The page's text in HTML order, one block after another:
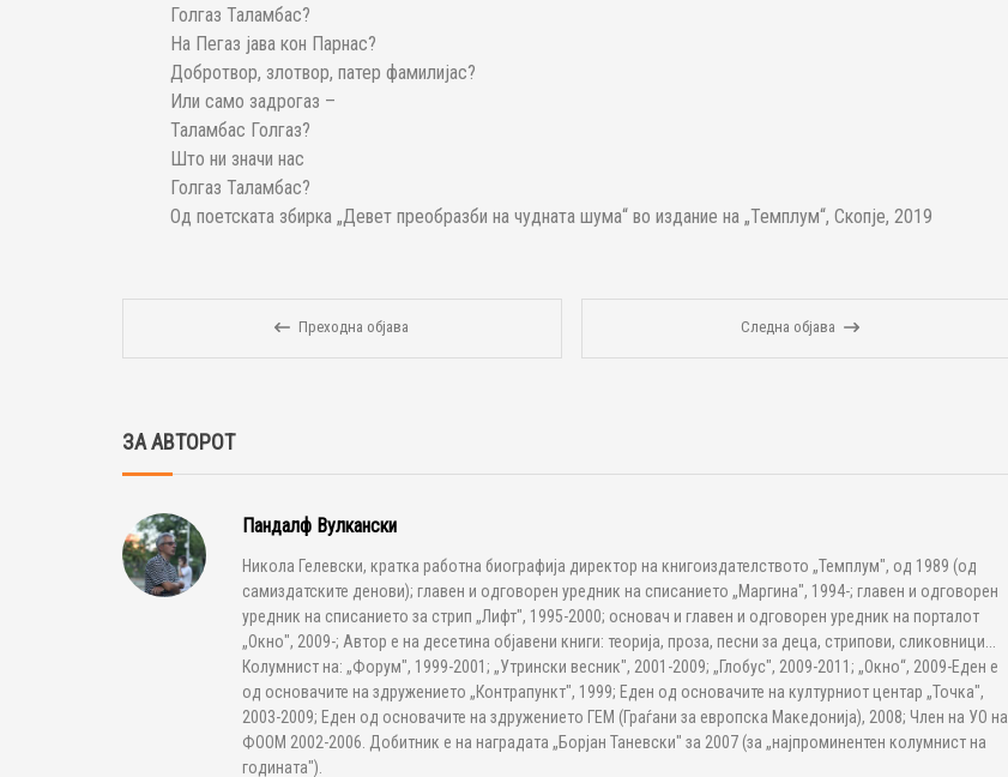
Голгаз Таламбас?
На Пегаз јава кон Парнас?
Добротвор, злотвор, патер фамилијас?
Или само задрогаз –
Таламбас Голгаз?
Што ни значи нас
Голгаз Таламбас?
Од поетската збирка „Девет преобразби на чудната шума“ во издание на „Темплум“, Скопје, 2019
Преходна објава Следна објава
ЗА АВТОРОТ
Пандалф Вулкански
Никола Гелевски, кратка работна биографија директор на книгоиздателството „Темплум", од 1989 (од
самиздатските денови); главен и одговорен уредник на списанието „Маргина", 1994-; главен и одговорен
уредник на списанието за стрип „Лифт", 1995-2000; основач и главен и одговорен уредник на порталот
„Окно", 2009-; Автор е на десетина објавени книги: теорија, проза, песни за деца, стрипови, сликовници...
Колумнист на: „Форум", 1999-2001; „Утрински весник", 2001-2009; „Глобус", 2009-2011; „Окно“, 2009-Еден е
од основачите на здружението „Контрапункт", 1999; Еден од основачите на културниот центар „Точка",
2003-2009; Еден од основачите на здружението ГЕМ (Граѓани за европска Македонија), 2008; Член на УО на
ФООМ 2002-2006. Добитник е на наградата „Борјан Таневски" за 2007 (за „најпроминентен колумнист на
годината").